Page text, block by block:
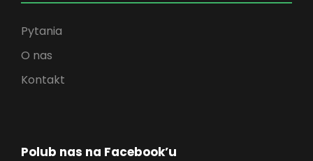
Pytania
O nas
Kontakt
Polub nas na Facebook’u